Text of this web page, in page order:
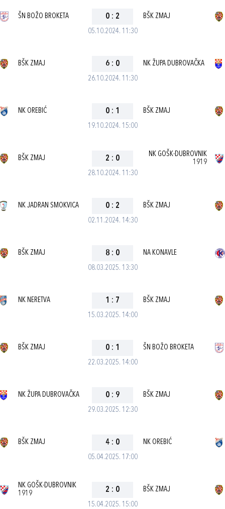
05.10.2024. 11:30
ŠN BOŽO BROKETA 0 : 2 BŠK ZMAJ
26.10.2024. 11:30
BŠK ZMAJ 6 : 0 NK ŽUPA DUBROVAČKA
19.10.2024. 15:00
NK OREBIĆ 0 : 1 BŠK ZMAJ
28.10.2024. 11:30
BŠK ZMAJ 2 : 0
NK GOŠK-DUBROVNIK
1919
02.11.2024. 14:30
NK JADRAN SMOKVICA 0 : 2 BŠK ZMAJ
08.03.2025. 13:30
BŠK ZMAJ 8 : 0 NA KONAVLE
15.03.2025. 14:00
NK NERETVA 1 : 7 BŠK ZMAJ
22.03.2025. 14:00
BŠK ZMAJ 0 : 1 ŠN BOŽO BROKETA
29.03.2025. 12:30
NK ŽUPA DUBROVAČKA 0 : 9 BŠK ZMAJ
05.04.2025. 17:00
BŠK ZMAJ 4 : 0 NK OREBIĆ
15.04.2025. 15:00
NK GOŠK-DUBROVNIK
1919
2 : 0 BŠK ZMAJ